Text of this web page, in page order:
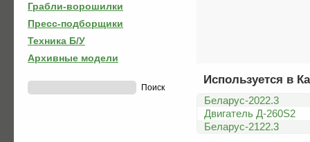
Грабли-ворошилки
Пресс-подборщики
Техника Б/У
Архивные модели
Используется в
Беларус-2022.3
Двигатель Д-260S2
Беларус-2122.3